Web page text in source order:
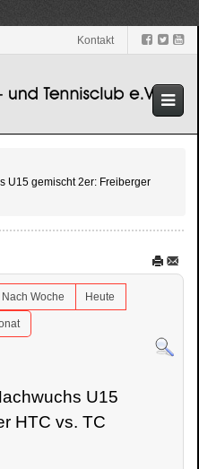
Kontakt
U15 gemischt 2er: Freiberger
Nach Woche Heute
U15
HTC vs. TC